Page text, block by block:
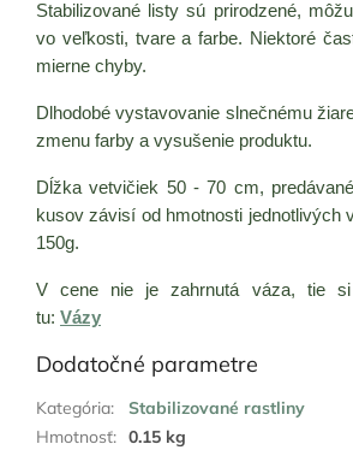
Stabilizované listy sú prirodzené,
vo veľkosti, tvare a farbe. Niektoré
mierne chyby.
Dlhodobé vystavovanie slnečnému
zmenu farby a vysušenie produktu.
Dĺžka vetvičiek 50 - 70 cm,
kusov závisí od hmotnosti jednotlivých
150g.
V cene nie je zahrnutá váza, tie si
tu: Vázy
Dodatočné parametre
Kategória:
Stabilizované rastliny
Hmotnosť: 0.15 kg